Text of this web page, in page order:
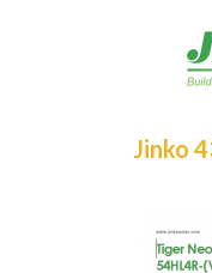
Jinko